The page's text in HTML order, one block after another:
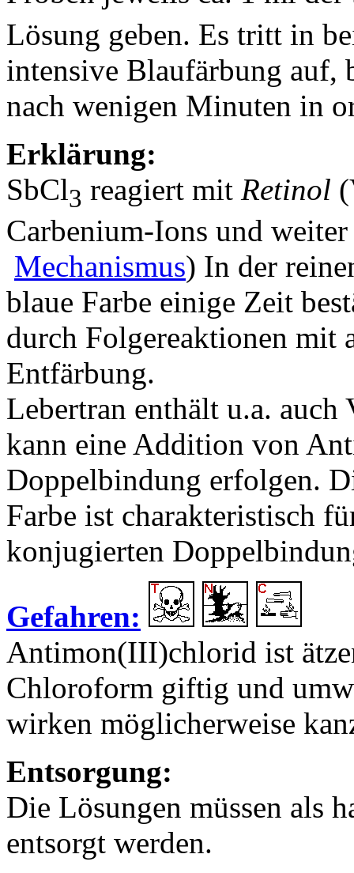
Lösung geben. Es tritt in
intensive Blaufärbung auf,
nach wenigen Minuten in
Erklärung:
SbCl3 reagiert mit Retinol
Carbenium-Ions und
Mechanismus) In der
blaue Farbe einige Zeit
durch Folgereaktionen mit
Entfärbung.
Lebertran enthält u.a.
kann eine Addition von
Doppelbindung erfolgen.
Farbe ist charakteristisch
konjugierten
Gefahren:
Antimon(III)chlorid ist
Chloroform giftig und
wirken möglicherweise
Entsorgung:
Die Lösungen müssen als
entsorgt werden.